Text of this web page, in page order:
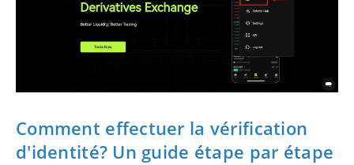
Comment effectuer la vérification
d'identité? Un guide étape par étape